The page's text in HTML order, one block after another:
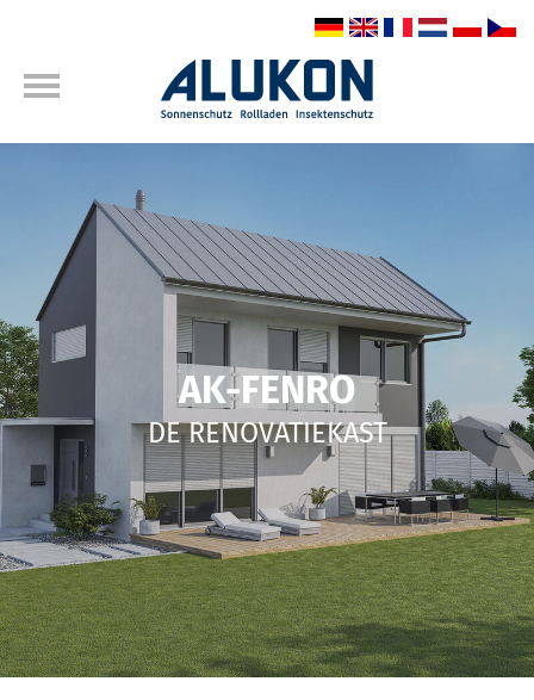
AK-FENRO
DE RENOVATIEKAST